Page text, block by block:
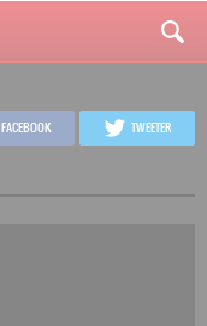
FACEBOOK TWEETER